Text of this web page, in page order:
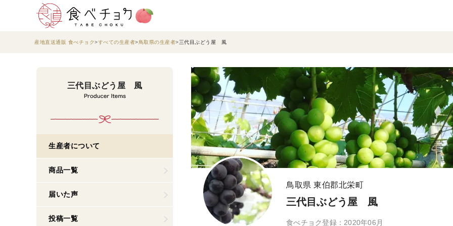
産地直送通販 食べチョク すべての生産者 鳥取県の生産者 三代目ぶどう屋 風
鳥取県 東伯郡北栄町
三代目ぶどう屋 風
食べチョク登録：2020年06月
三代目ぶどう屋 風
生産者について
商品一覧
届いた声
投稿一覧